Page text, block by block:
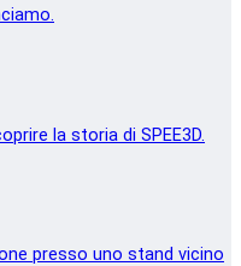
la storia di SPEE3D.
presso uno stand vicino